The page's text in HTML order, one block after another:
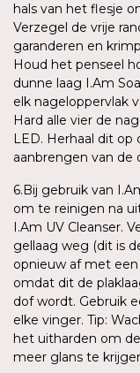
hals van het flesje
Verzegel de vrije
garanderen en
Houd het penseel
dunne laag I.Am
elk nageloppervlak
Hard alle vier de
LED. Herhaal dit
aanbrengen van de
6.Bij gebruik van
om te reinigen na
I.Am UV Cleanser.
gellaag weg (dit is
opnieuw af met
omdat dit de
dof wordt. Gebruik
elke vinger. Tip:
het uitharden om
meer glans te